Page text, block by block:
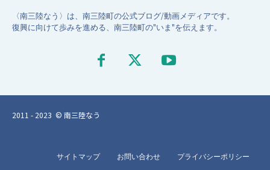
〈南三陸なう〉は、南三陸町の公式ブログ/動画メディアです。
復興に向けて歩みを進める、南三陸町の"いま"を伝えます。
2011 - 2023 © 南三陸なう
サイトマップ お問い合わせ プライバシーポリシー